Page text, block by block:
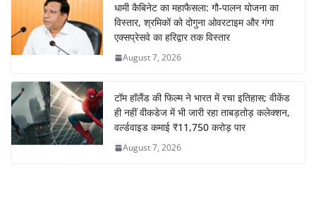
धामी कैबिनेट का महाफैसला: गौ-पालन योजना का
विस्तार, श्रमिकों को दोगुना ओवरटाइम और गंगा
एक्सप्रेसवे का हरिद्वार तक विस्तार
August 7, 2026
टॉम हॉलैंड की फिल्म ने भारत में रचा इतिहास; वीकेंड
ही नहीं वीकडेज में भी जारी रहा ताबड़तोड़ कलेक्शन,
वर्ल्डवाइड कमाई ₹11,750 करोड़ पार
August 7, 2026